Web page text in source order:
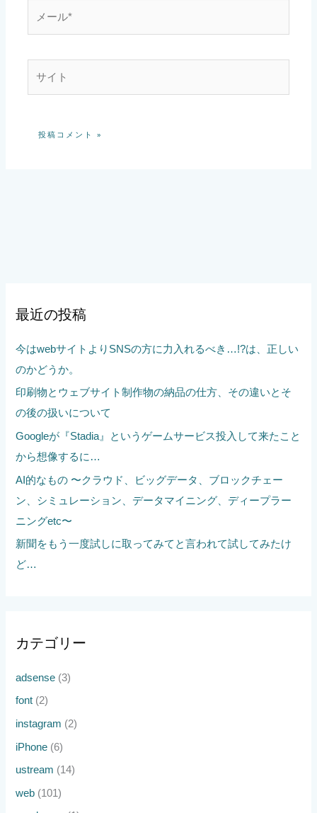
*
最近の投稿
今はwebサイトよりSNSの方に力入れるべき…!?は、正しい
のかどうか。
印刷物とウェブサイト制作物の納品の仕方、その違いとそ
の後の扱いについて
Googleが『Stadia』というゲームサービス投入して来たこと
から想像するに…
AI的なもの 〜クラウド、ビッグデータ、ブロックチェー
ン、シミュレーション、データマイニング、ディープラー
ニングetc〜
新聞をもう一度試しに取ってみてと言われて試してみたけ
ど…
カテゴリー
adsense (3)
font (2)
instagram (2)
iPhone (6)
ustream (14)
web (101)